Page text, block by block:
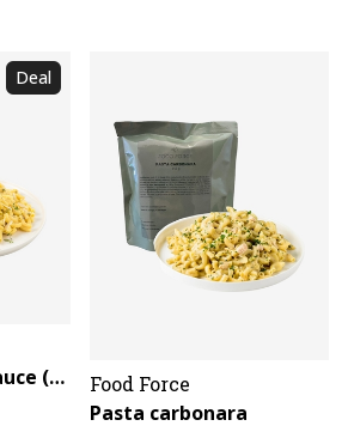
Deal
Pasta med ostesauce (vegetarisk)
Food Force
Pasta carbonara